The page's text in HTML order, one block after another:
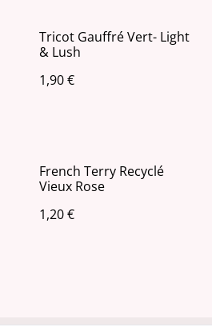
Tricot Gauffré Vert- Light
& Lush
1,90 €
French Terry Recyclé
Vieux Rose
1,20 €